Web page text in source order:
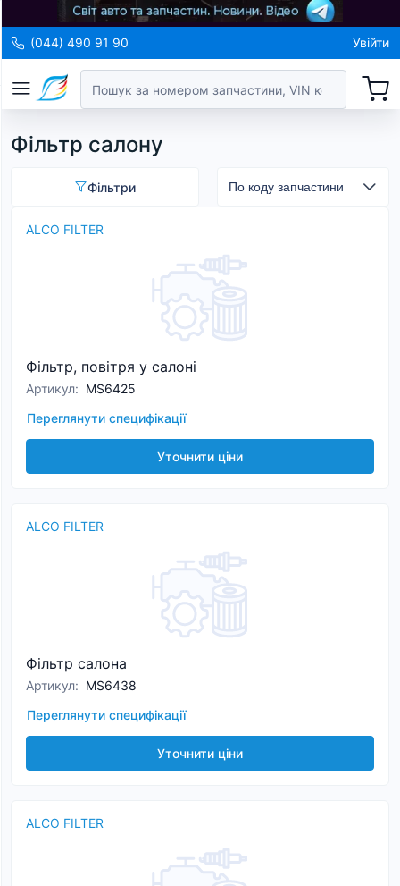
(044) 490 91 90 Увійти
Фільтр салону
Фільтри
ALCO FILTER
Фільтр, повітря у салоні
Артикул: MS6425
Переглянути специфікації
Уточнити ціни
ALCO FILTER
Фільтр салона
Артикул: MS6438
Переглянути специфікації
Уточнити ціни
ALCO FILTER